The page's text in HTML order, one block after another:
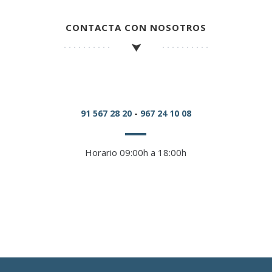
CONTACTA CON NOSOTROS
91 567 28 20- 967 24 10 08
Horario 09:00h a 18:00h